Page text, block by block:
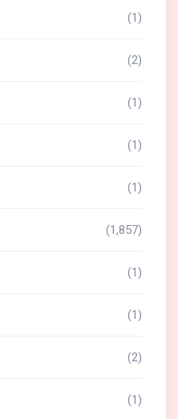
(1)
(2)
(1)
(1)
(1)
(1,857)
(1)
(1)
(2)
(1)